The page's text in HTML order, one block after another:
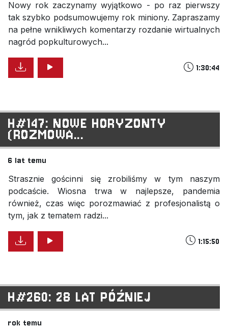
Nowy rok zaczynamy wyjątkowo - po raz pierwszy
tak szybko podsumowujemy rok miniony. Zapraszamy
na pełne wnikliwych komentarzy rozdanie wirtualnych
nagród popkulturowych...
1:30:44
H#147: NOWE HORYZONTY
(ROZMOWA...
6 lat temu
Strasznie gościnni się zrobiliśmy w tym naszym
podcaście. Wiosna trwa w najlepsze, pandemia
również, czas więc porozmawiać z profesjonalistą o
tym, jak z tematem radzi...
1:15:50
H#260: 28 LAT PÓŹNIEJ
rok temu